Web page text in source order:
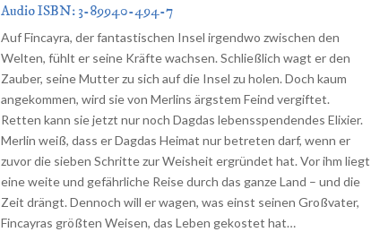
Audio ISBN: 3-89940-494-7
Auf Fincayra, der fantastischen Insel irgendwo zwischen den
Welten, fühlt er seine Kräfte wachsen. Schließlich wagt er den
Zauber, seine Mutter zu sich auf die Insel zu holen. Doch kaum
angekommen, wird sie von Merlins ärgstem Feind vergiftet.
Retten kann sie jetzt nur noch Dagdas lebensspendendes Elixier.
Merlin weiß, dass er Dagdas Heimat nur betreten darf, wenn er
zuvor die sieben Schritte zur Weisheit ergründet hat. Vor ihm liegt
eine weite und gefährliche Reise durch das ganze Land – und die
Zeit drängt. Dennoch will er wagen, was einst seinen Großvater,
Fincayras größten Weisen, das Leben gekostet hat…